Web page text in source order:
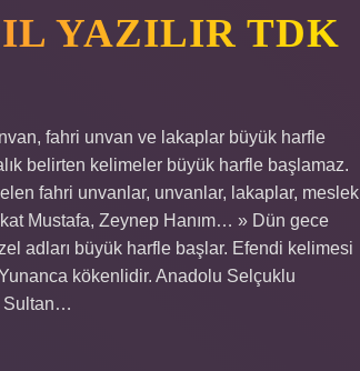
YAZILIR TDK
fahri unvan ve lakaplar büyük harfle
belirten kelimeler büyük harfle başlamaz.
fahri unvanlar, unvanlar, lakaplar, meslek
Mustafa, Zeynep Hanım… » Dün gece
adları büyük harfle başlar. Efendi kelimesi
kökenlidir. Anadolu Selçuklu
Sultan…